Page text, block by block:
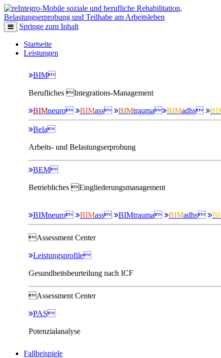
Springe zum Inhalt
Startseite
Leistungen
BIM
Berufliches Integrations-Management
BIMneuro BIMass BIMtrauma BIMadhs
Bela
Arbeits- und Belastungserprobung
BEM
Betriebliches Eingliederungsmanagement
BIMneuro BIMass BIMtrauma BIMadhs
Assessment Center
Leistungsprofile
Gesundheitsbeurteilung nach ICF
Assessment Center
PAS
Potenzialanalyse
Fallbeispiele